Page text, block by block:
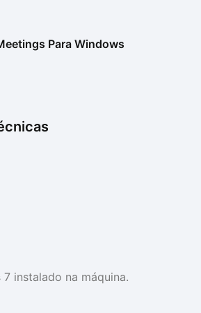
Para Windows
instalado na máquina.